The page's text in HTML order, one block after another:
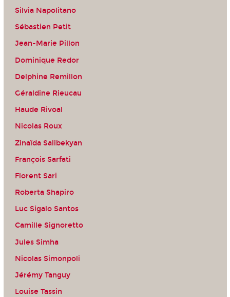
Silvia Napolitano
Sébastien Petit
Jean-Marie Pillon
Dominique Redor
Delphine Remillon
Géraldine Rieucau
Haude Rivoal
Nicolas Roux
Zinaïda Salibekyan
François Sarfati
Florent Sari
Roberta Shapiro
Luc Sigalo Santos
Camille Signoretto
Jules Simha
Nicolas Simonpoli
Jérémy Tanguy
Louise Tassin